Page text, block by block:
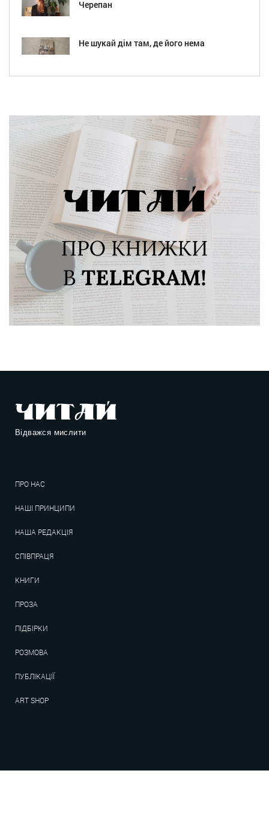
Черепан
Не шукай дім там, де його нема
Відважся мислити
ПРО НАС
НАШІ ПРИНЦИПИ
НАША РЕДАКЦІЯ
СПІВПРАЦЯ
КНИГИ
ПРОЗА
ПІДБІРКИ
РОЗМОВА
ПУБЛІКАЦІЇ
ART SHOP